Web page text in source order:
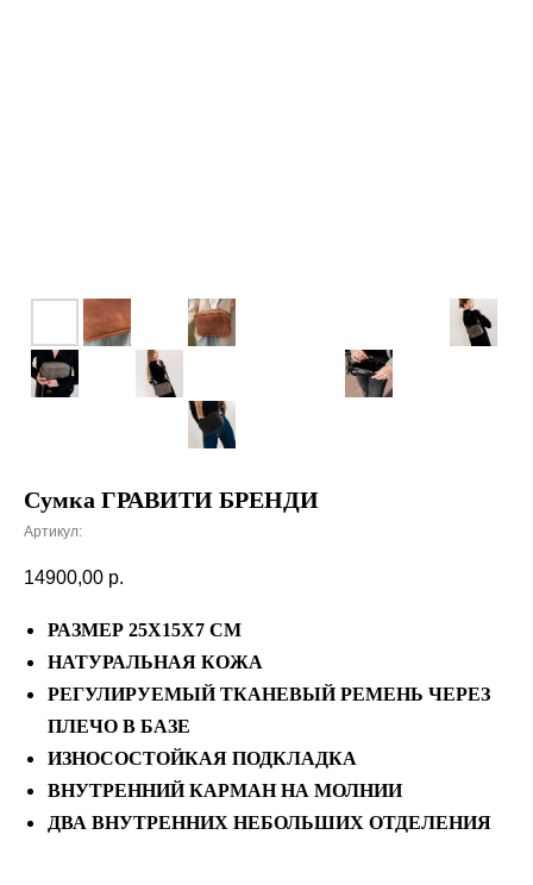
Сумка ГРАВИТИ БРЕНДИ
Артикул:
14900,00 р.
РАЗМЕР 25Х15Х7 СМ
НАТУРАЛЬНАЯ КОЖА
РЕГУЛИРУЕМЫЙ ТКАНЕВЫЙ РЕМЕНЬ ЧЕРЕЗ
ПЛЕЧО В БАЗЕ
ИЗНОСОСТОЙКАЯ ПОДКЛАДКА
ВНУТРЕННИЙ КАРМАН НА МОЛНИИ
ДВА ВНУТРЕННИХ НЕБОЛЬШИХ ОТДЕЛЕНИЯ